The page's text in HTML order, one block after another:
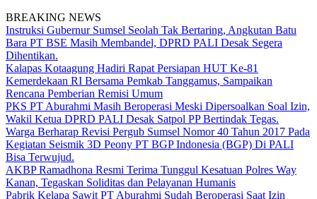
BREAKING NEWS
Instruksi Gubernur Sumsel Seolah Tak Bertaring, Angkutan Batu
Bara PT BSE Masih Membandel, DPRD PALI Desak Segera
Dihentikan.
Kalapas Kotaagung Hadiri Rapat Persiapan HUT Ke-81
Kemerdekaan RI Bersama Pemkab Tanggamus, Sampaikan
Rencana Pemberian Remisi Umum
PKS PT Aburahmi Masih Beroperasi Meski Dipersoalkan Soal Izin,
Wakil Ketua DPRD PALI Desak Satpol PP Bertindak Tegas.
Warga Berharap Revisi Pergub Sumsel Nomor 40 Tahun 2017 Pada
Kegiatan Seismik 3D Peony PT BGP Indonesia (BGP) Di PALI
Bisa Terwujud.
AKBP Ramadhona Resmi Terima Tunggul Kesatuan Polres Way
Kanan, Tegaskan Soliditas dan Pelayanan Humanis
Pabrik Kelapa Sawit PT Aburahmi Sudah Beroperasi Saat Izin